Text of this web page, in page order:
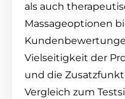
als auch
Massageoptionen
Vielseitigkeit der
und die
Vergleich zum